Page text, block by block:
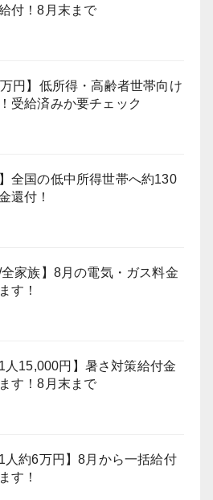
付！8月末まで
万円】低所得・高齢者世帯向け
受給済みか要チェック
】全国の低中所得世帯へ約130
還付！
/全家族】8月の電気・ガス料金
す！
1人15,000円】暑さ対策給付金
す！8月末まで
1人約6万円】8月から一括給付
す！